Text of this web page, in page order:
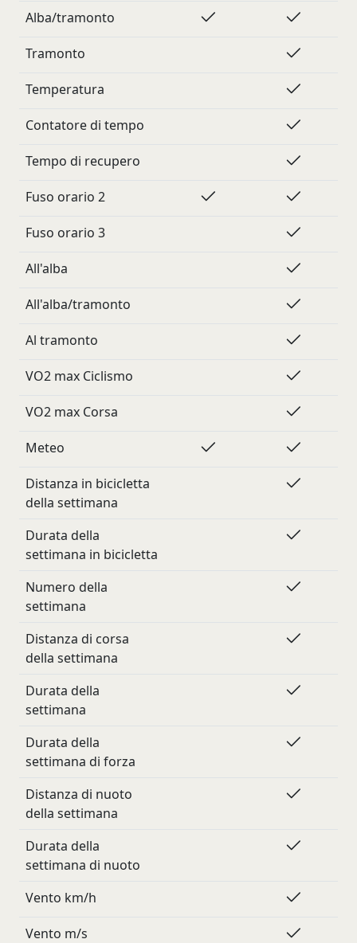
Alba/tramonto
Tramonto
Temperatura
Contatore di tempo
Tempo di recupero
Fuso orario 2
Fuso orario 3
All'alba
All'alba/tramonto
Al tramonto
VO2 max Ciclismo
VO2 max Corsa
Meteo
Distanza in bicicletta
della settimana
Durata della
settimana in bicicletta
Numero della
settimana
Distanza di corsa
della settimana
Durata della
settimana
Durata della
settimana di forza
Distanza di nuoto
della settimana
Durata della
settimana di nuoto
Vento km/h
Vento m/s